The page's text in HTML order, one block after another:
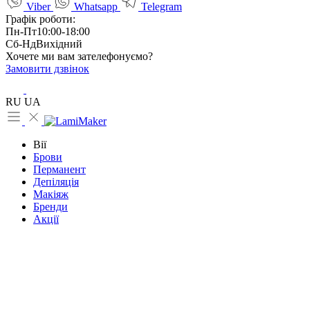
Viber
Whatsapp
Telegram
Графік роботи:
Пн-Пт10:00-18:00
Сб-НдВихідний
Хочете ми вам зателефонуємо?
Замовити дзвінок
RU UA
Вії
Брови
Перманент
Депіляція
Макіяж
Бренди
Акції